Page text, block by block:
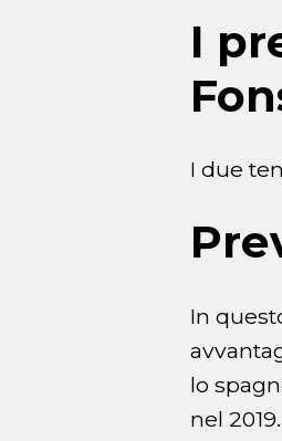
I
I due
In
lo
nel 2019.